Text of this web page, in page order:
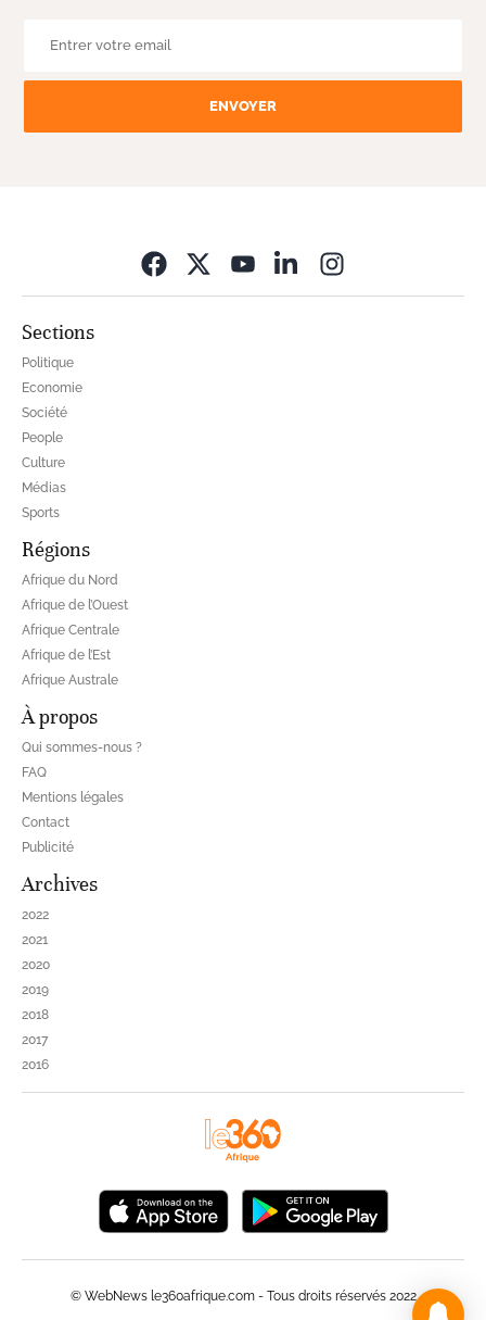
ENVOYER
Sections
Politique
Economie
Société
People
Culture
Médias
Sports
Régions
Afrique du Nord
Afrique de l’Ouest
Afrique Centrale
Afrique de l’Est
Afrique Australe
À propos
Qui sommes-nous ?
FAQ
Mentions légales
Contact
Publicité
Archives
2022
2021
2020
2019
2018
2017
2016
© WebNews le360afrique.com - Tous droits réservés 2022